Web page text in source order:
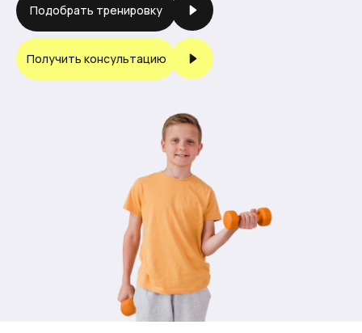
Подобрать тренировку
Получить консультацию